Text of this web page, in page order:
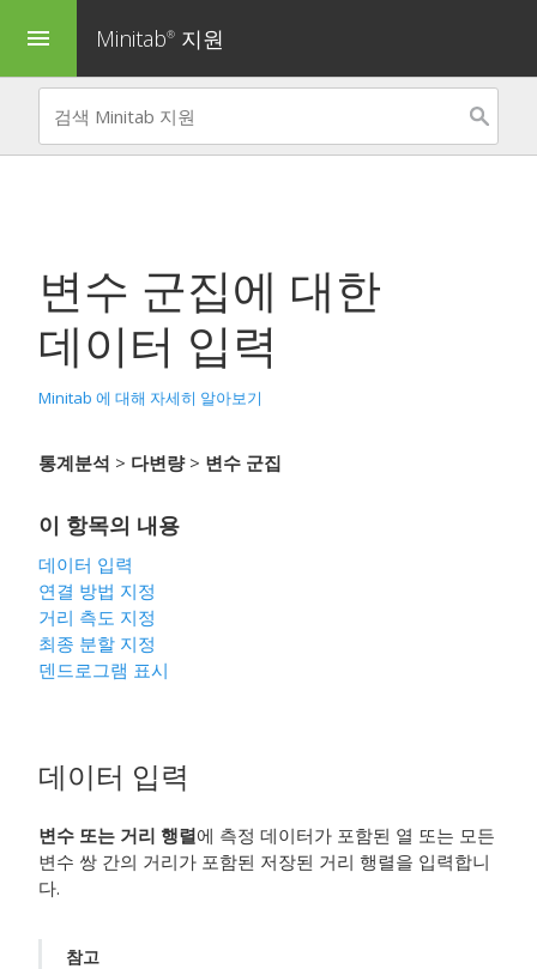
menu Minitab® 지원
변수 군집에 대한
데이터 입력
Minitab 에 대해 자세히 알아보기
통계분석 > 다변량> 변수 군집
이 항목의 내용
데이터 입력
연결 방법 지정
거리 측도 지정
최종 분할 지정
덴드로그램 표시
데이터 입력
변수 또는 거리 행렬에 측정 데이터가 포함된 열 또는 모든
변수 쌍 간의 거리가 포함된 저장된 거리 행렬을 입력합니
다.
참고